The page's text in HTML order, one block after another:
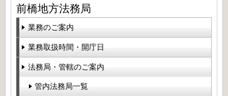
前橋地方法務局
業務のご案内
業務取扱時間・開庁日
法務局・管轄のご案内
管内法務局一覧